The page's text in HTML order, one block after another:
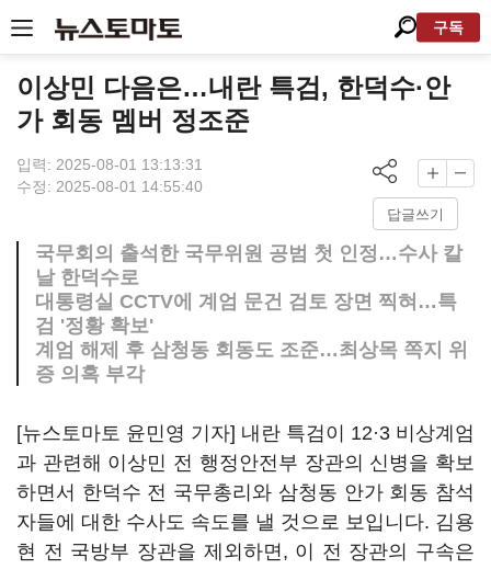
구독
이상민 다음은…내란 특검, 한덕수·안
가 회동 멤버 정조준
입력: 2025-08-01 13:13:31
수정: 2025-08-01 14:55:40
답글쓰기
국무회의 출석한 국무위원 공범 첫 인정…수사 칼
날 한덕수로
대통령실 CCTV에 계엄 문건 검토 장면 찍혀…특
검 '정황 확보'
계엄 해제 후 삼청동 회동도 조준…최상목 쪽지 위
증 의혹 부각
[뉴스토마토 윤민영 기자] 내란 특검이 12·3 비상계엄
과 관련해 이상민 전 행정안전부 장관의 신병을 확보
하면서 한덕수 전 국무총리와 삼청동 안가 회동 참석
자들에 대한 수사도 속도를 낼 것으로 보입니다. 김용
현 전 국방부 장관을 제외하면, 이 전 장관의 구속은